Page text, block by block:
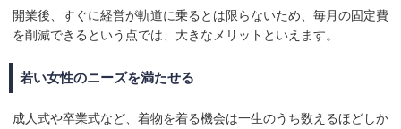
開業後、すぐに経営が軌道に乗るとは限らないため、毎月の固定費
を削減できるという点では、大きなメリットといえます。
若い女性のニーズを満たせる
成人式や卒業式など、着物を着る機会は一生のうち数えるほどしか